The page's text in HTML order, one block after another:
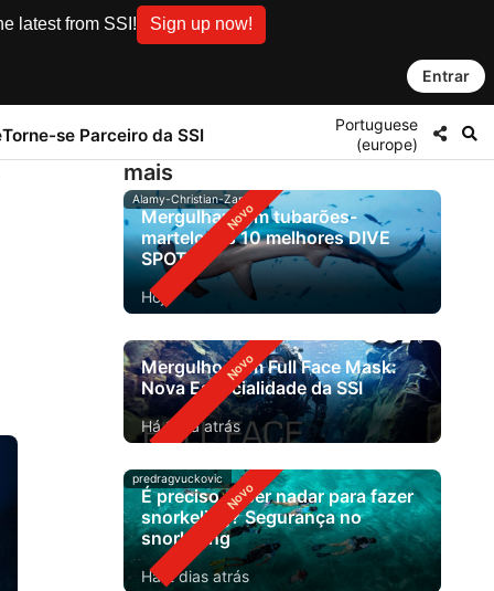
latest from SSI! Sign up now!
Entrar
Torne-se Parceiro da SSI
Portuguese
(europe)
mais
Alamy-Christian-Zappel
Mergulhar com tubarões-
martelo: os 10 melhores DIVE
SPOTS
Hoje
Mergulho com Full Face Mask:
Nova Especialidade da SSI
Há 1 dia atrás
predragvuckovic
É preciso saber nadar para fazer
snorkeling? Segurança no
snorkeling
Há 2 dias atrás